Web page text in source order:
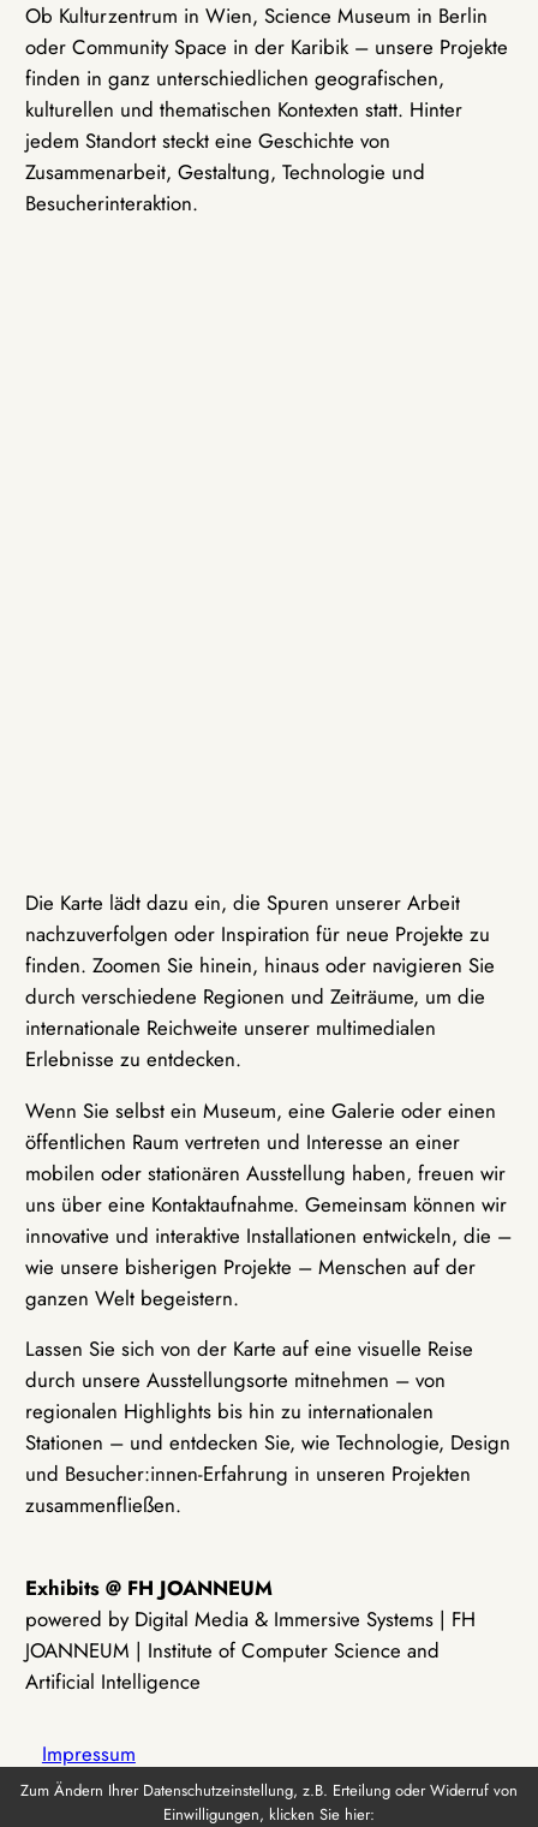
Ob Kulturzentrum in Wien, Science Museum in Berlin
oder Community Space in der Karibik – unsere Projekte
finden in ganz unterschiedlichen geografischen,
kulturellen und thematischen Kontexten statt. Hinter
jedem Standort steckt eine Geschichte von
Zusammenarbeit, Gestaltung, Technologie und
Besucherinteraktion.
Die Karte lädt dazu ein, die Spuren unserer Arbeit
nachzuverfolgen oder Inspiration für neue Projekte zu
finden. Zoomen Sie hinein, hinaus oder navigieren Sie
durch verschiedene Regionen und Zeiträume, um die
internationale Reichweite unserer multimedialen
Erlebnisse zu entdecken.
Wenn Sie selbst ein Museum, eine Galerie oder einen
öffentlichen Raum vertreten und Interesse an einer
mobilen oder stationären Ausstellung haben, freuen wir
uns über eine Kontaktaufnahme. Gemeinsam können wir
innovative und interaktive Installationen entwickeln, die –
wie unsere bisherigen Projekte – Menschen auf der
ganzen Welt begeistern.
Lassen Sie sich von der Karte auf eine visuelle Reise
durch unsere Ausstellungsorte mitnehmen – von
regionalen Highlights bis hin zu internationalen
Stationen – und entdecken Sie, wie Technologie, Design
und Besucher:innen-Erfahrung in unseren Projekten
zusammenfließen.
Exhibits @ FH JOANNEUM
powered by Digital Media & Immersive Systems | FH
JOANNEUM | Institute of Computer Science and
Artificial Intelligence
Impressum
Zum Ändern Ihrer Datenschutzeinstellung, z.B. Erteilung oder Widerruf von
Einwilligungen, klicken Sie hier: